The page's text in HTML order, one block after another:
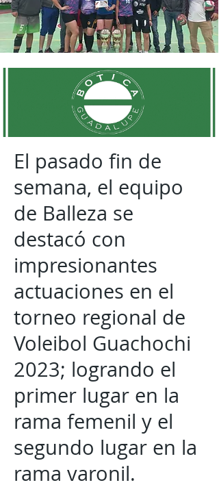
El pasado fin de
semana, el equipo
de Balleza se
destacó con
impresionantes
actuaciones en el
torneo regional de
Voleibol Guachochi
2023; logrando el
primer lugar en la
rama femenil y el
segundo lugar en la
rama varonil.